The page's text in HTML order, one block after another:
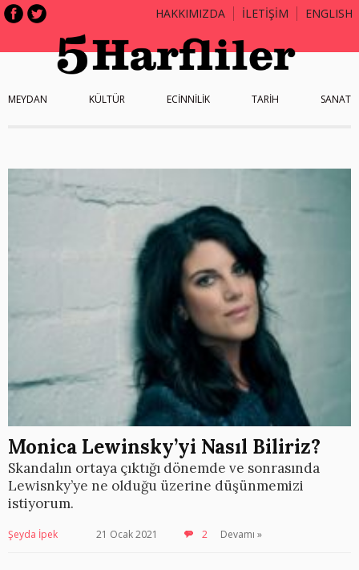
HAKKIMIZDA İLETİŞİM ENGLISH
MEYDAN KÜLTÜR ECİNNİLİK TARİH SANAT
Monica Lewinsky’yi Nasıl Biliriz?
Skandalın ortaya çıktığı dönemde ve sonrasında
Lewisnky’ye ne olduğu üzerine düşünmemizi
istiyorum.
Şeyda İpek 21 Ocak 2021 2 Devamı »